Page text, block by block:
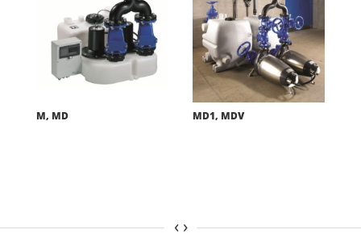
M, MD MD1, MDV
‹ ›